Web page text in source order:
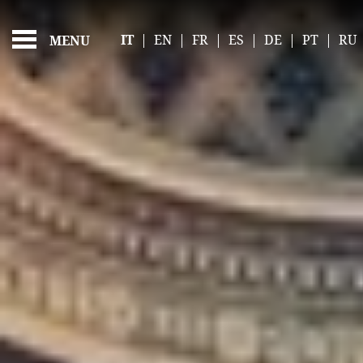
BENVENUTI AL THE
MENU IT | EN | FR | ES | DE | PT | RU
FEATURED - SLIDES